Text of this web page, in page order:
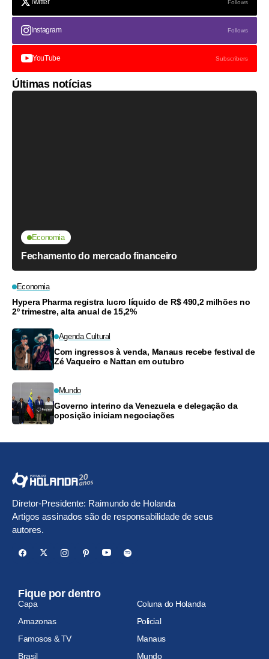
Twitter Follows
Instagram Follows
YouTube Subscribers
Últimas notícias
Economia
Fechamento do mercado financeiro
Economia
Hypera Pharma registra lucro líquido de R$ 490,2 milhões no
2º trimestre, alta anual de 15,2%
Agenda Cultural
Com ingressos à venda, Manaus recebe festival de
Zé Vaqueiro e Nattan em outubro
Mundo
Governo interino da Venezuela e delegação da
oposição iniciam negociações
Diretor-Presidente: Raimundo de Holanda
Artigos assinados são de responsabilidade de seus
autores.
Fique por dentro
Capa
Coluna do Holanda
Amazonas
Policial
Famosos & TV
Manaus
Brasil
Mundo